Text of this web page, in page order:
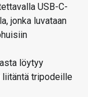
USB-C-
jonka luvataan
löytyy
liitäntä tripodeille